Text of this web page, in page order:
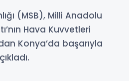
(MSB), Milli Anadolu
Hava Kuvvetleri
Konya’da başarıyla